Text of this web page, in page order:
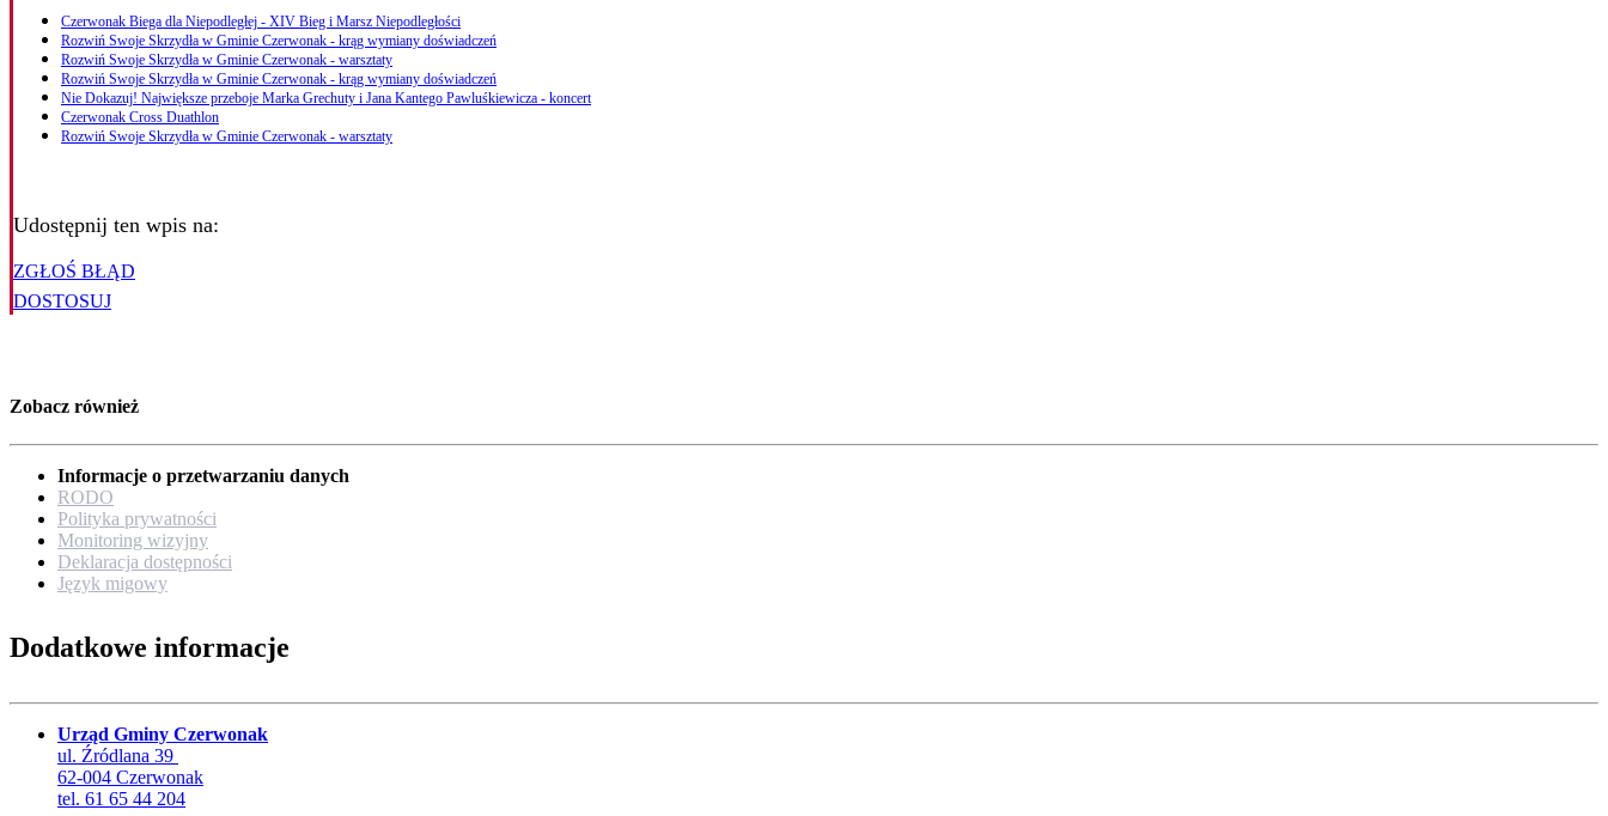
Czerwonak Biega dla Niepodległej - XIV Bieg i Marsz Niepodległości
Rozwiń Swoje Skrzydła w Gminie Czerwonak - krąg wymiany doświadczeń
Rozwiń Swoje Skrzydła w Gminie Czerwonak - warsztaty
Rozwiń Swoje Skrzydła w Gminie Czerwonak - krąg wymiany doświadczeń
Nie Dokazuj! Największe przeboje Marka Grechuty i Jana Kantego Pawluśkiewicza - koncert
Czerwonak Cross Duathlon
Rozwiń Swoje Skrzydła w Gminie Czerwonak - warsztaty
Udostępnij ten wpis na:
ZGŁOŚ BŁĄD
DOSTOSUJ
Zobacz również
Informacje o przetwarzaniu danych
RODO
Polityka prywatności
Monitoring wizyjny
Deklaracja dostępności
Język migowy
Dodatkowe informacje
Urząd Gminy Czerwonak
ul. Źródlana 39
62-004 Czerwonak
tel. 61 65 44 204